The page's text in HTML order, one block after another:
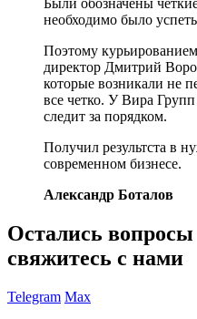
Были обозначены
необходимо было
Поэтому курьированием
директор Дмитрий
которые возникали не
все четко. У Вира
следит за порядком.
Получил результста в
современном бизнесе.
Александр Боталов
Остались
свяжитесь с нами
Telegram Max